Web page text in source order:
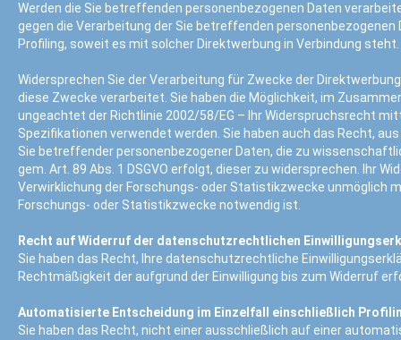
Werden die Sie betreffenden personenbezogenen Daten
gegen die Verarbeitung der Sie betreffenden
Profiling, soweit es mit solcher Direktwerbung in Verbindung steht.
Widersprechen Sie der Verarbeitung für Zwecke der
diese Zwecke verarbeitet. Sie haben die Möglichkeit, im
ungeachtet der Richtlinie 2002/58/EG – Ihr Widerspruchsrecht
Spezifikationen verwendet werden. Sie haben auch das Recht,
Sie betreffender personenbezogener Daten, die zu
gem. Art. 89 Abs. 1 DSGVO erfolgt, dieser zu widersprechen. Ihr
Verwirklichung der Forschungs- oder Statistikzwecke unmöglich
Forschungs- oder Statistikzwecke notwendig ist.
Recht auf Widerruf der datenschutzrechtlichen
Sie haben das Recht, Ihre datenschutzrechtliche
Rechtmäßigkeit der aufgrund der Einwilligung bis zum Widerruf
Automatisierte Entscheidung im Einzelfall einschließlich
Sie haben das Recht, nicht einer ausschließlich auf einer